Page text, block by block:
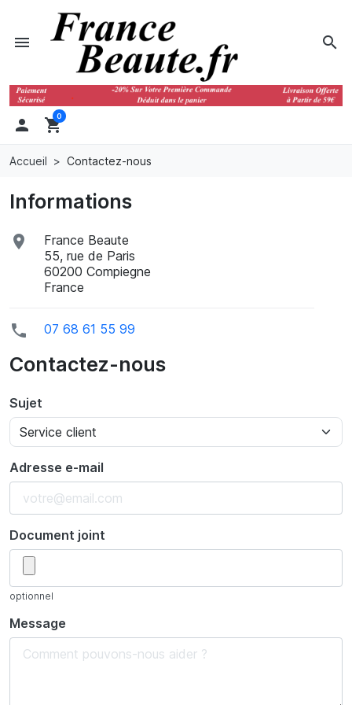
search
menu
 shopping_cart
0
Accueil Contactez-nous
Informations

France Beaute
55, rue de Paris
60200 Compiegne
France
 07 68 61 55 99
Contactez-nous
Sujet
Adresse e-mail
Document joint
optionnel
Message